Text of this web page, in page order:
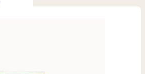
und regelmäßig damit über den Nagel zu